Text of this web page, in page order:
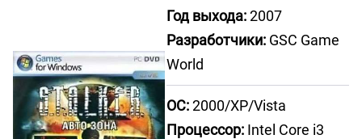
Год выхода:2007
Разработчики: GSC Game
World
ОС:2000/XP/Vista
Процессор: Intel Core i3